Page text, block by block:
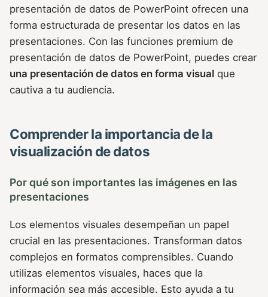
presentación de datos de PowerPoint ofrecen una
forma estructurada de presentar los datos en las
presentaciones. Con las funciones premium de
presentación de datos de PowerPoint, puedes crear
una presentación de datos en forma visual que
cautiva a tu audiencia.
Comprender la importancia de la
visualización de datos
Por qué son importantes las imágenes en las
presentaciones
Los elementos visuales desempeñan un papel
crucial en las presentaciones. Transforman datos
complejos en formatos comprensibles. Cuando
utilizas elementos visuales, haces que la
información sea más accesible. Esto ayuda a tu